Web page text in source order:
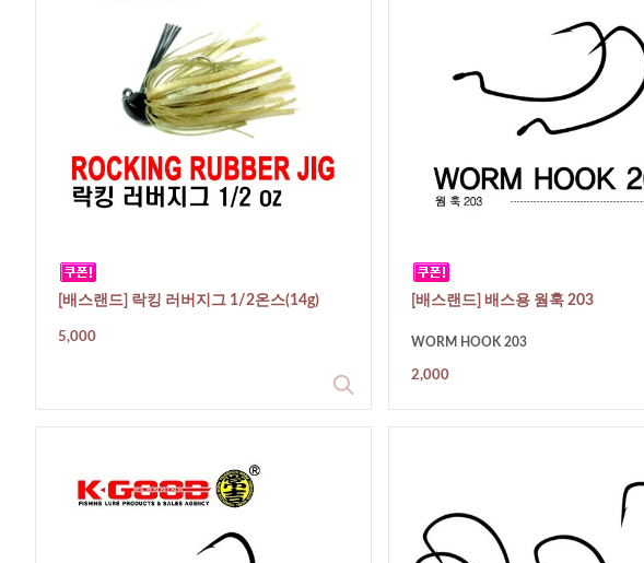
[배스랜드] 락킹 러버지그 1/2온스(14g)
5,000
[배스랜드] 배스용 웜훅 203
WORM HOOK 203
2,000